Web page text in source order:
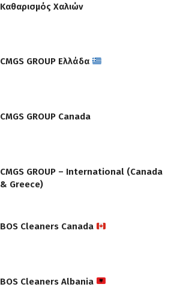
Καθαρισμός Χαλιών
CMGS GROUP Ελλάδα
CMGS GROUP Canada
CMGS GROUP – International (Canada
& Greece)
BOS Cleaners Canada
BOS Cleaners Albania